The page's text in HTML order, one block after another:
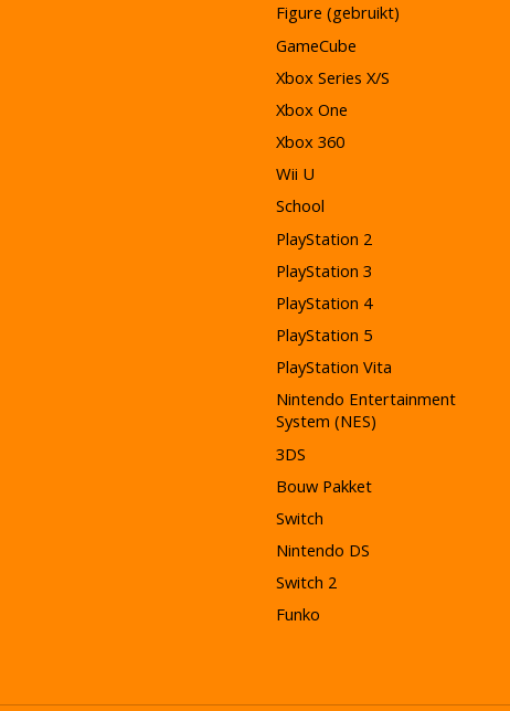
Figure (gebruikt)
GameCube
Xbox Series X/S
Xbox One
Xbox 360
Wii U
School
PlayStation 2
PlayStation 3
PlayStation 4
PlayStation 5
PlayStation Vita
Nintendo Entertainment
System (NES)
3DS
Bouw Pakket
Switch
Nintendo DS
Switch 2
Funko